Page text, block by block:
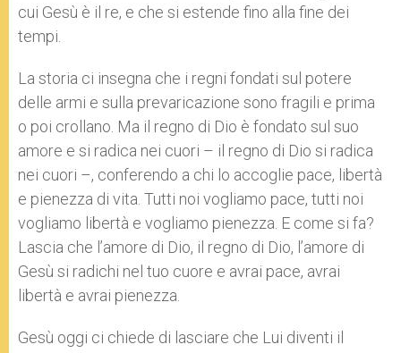
cui Gesù è il re, e che si estende fino alla fine dei
tempi.
La storia ci insegna che i regni fondati sul potere
delle armi e sulla prevaricazione sono fragili e prima
o poi crollano. Ma il regno di Dio è fondato sul suo
amore e si radica nei cuori – il regno di Dio si radica
nei cuori –, conferendo a chi lo accoglie pace, libertà
e pienezza di vita. Tutti noi vogliamo pace, tutti noi
vogliamo libertà e vogliamo pienezza. E come si fa?
Lascia che l’amore di Dio, il regno di Dio, l’amore di
Gesù si radichi nel tuo cuore e avrai pace, avrai
libertà e avrai pienezza.
Gesù oggi ci chiede di lasciare che Lui diventi il